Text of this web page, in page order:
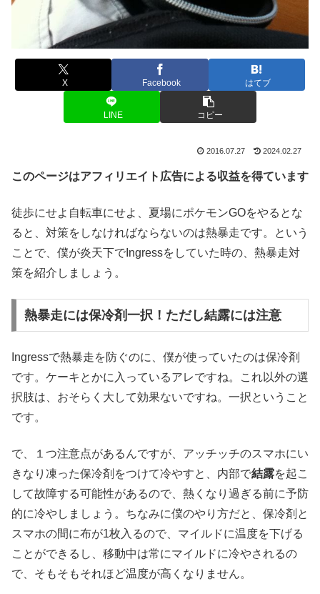
X Facebook はてブ
LINE コピー
2016.07.27 2024.02.27
このページはアフィリエイト広告による収益を得ています
徒歩にせよ自転車にせよ、夏場にポケモンGOをやるとな
ると、対策をしなければならないのは熱暴走です。という
ことで、僕が炎天下でIngressをしていた時の、熱暴走対
策を紹介しましょう。
熱暴走には保冷剤一択！ただし結露には注意
Ingressで熱暴走を防ぐのに、僕が使っていたのは保冷剤
です。ケーキとかに入っているアレですね。これ以外の選
択肢は、おそらく大して効果ないですね。一択ということ
です。
で、１つ注意点があるんですが、アッチッチのスマホにい
きなり凍った保冷剤をつけて冷やすと、内部で結露を起こ
して故障する可能性があるので、熱くなり過ぎる前に予防
的に冷やしましょう。ちなみに僕のやり方だと、保冷剤と
スマホの間に布が1枚入るので、マイルドに温度を下げる
ことができるし、移動中は常にマイルドに冷やされるの
で、そもそもそれほど温度が高くなりません。